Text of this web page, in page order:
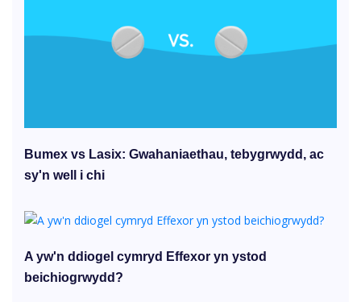
Bumex vs Lasix: Gwahaniaethau, tebygrwydd, ac
sy'n well i chi
A yw'n ddiogel cymryd Effexor yn ystod
beichiogrwydd?